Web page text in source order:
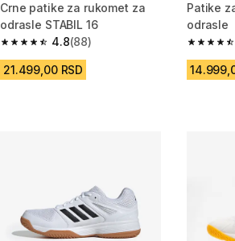
Crne patike za rukomet za
odrasle STABIL 16
4.8
4.8 od 5 zvezdica from 88 Recenzije
(88)
21.499,00 RSD
Patike
odrasle
4.8 od